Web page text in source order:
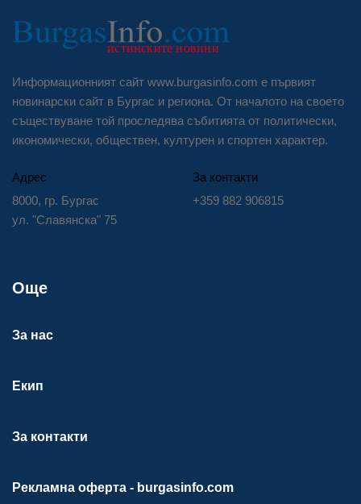
Информационният сайт www.burgasinfo.com е първият
новинарски сайт в Бургас и региона. От началото на своето
съществуване той проследява събитията от политически,
икономически, обществен, културен и спортен характер.
Адрес
8000, гр. Бургас
ул. "Славянска" 75
За контакти
+359 882 906815
Още
За нас
Екип
За контакти
Рекламна оферта - burgasinfo.com